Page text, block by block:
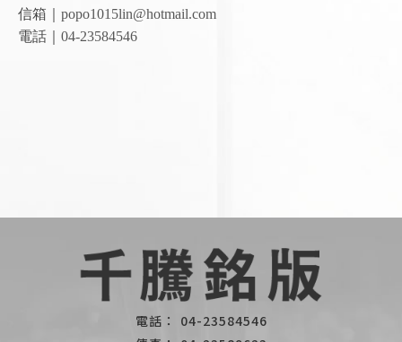
信箱｜ popo1015lin@hotmail.com
電話｜ 04-23584546
04-23584546